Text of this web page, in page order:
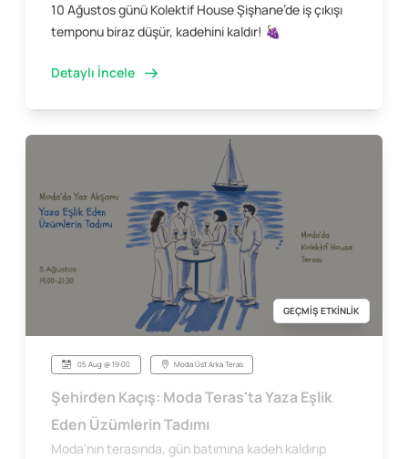
10 Ağustos günü Kolektif House Şişhane’de iş çıkışı
temponu biraz düşür, kadehini kaldır! 🍇
Detaylı İncele
GEÇMİŞ ETKİNLİK
05 Aug @ 19:00 Moda Üst Arka Teras
Şehirden Kaçış: Moda Teras'ta Yaza Eşlik
Eden Üzümlerin Tadımı
Moda'nın terasında, gün batımına kadeh kaldırıp